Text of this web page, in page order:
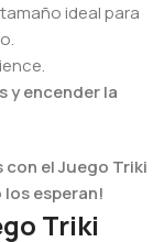
ideal para
y encender la
el Juego Triki
los esperan!
Triki